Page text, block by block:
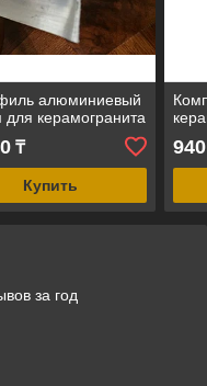
алюминиевый
керамогранита
₸
Купить
940
за год